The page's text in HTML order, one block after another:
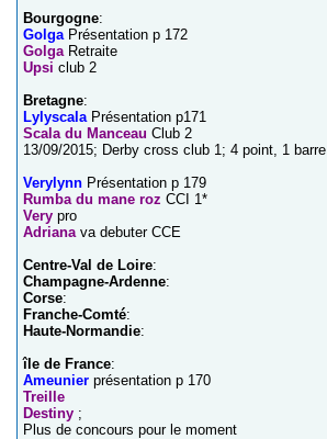
Bourgogne:
GolgaPrésentation p 172
Golga Retraite
Upsi club 2
Bretagne:
LylyscalaPrésentation p171
Scala du Manceau Club 2
13/09/2015; Derby cross club 1; 4 point, 1 barre
Verylynn Présentation p 179
Rumba du mane roz CCI 1*
Very pro
Adrianava debuter CCE
Centre-Val de Loire:
Champagne-Ardenne:
Corse:
Franche-Comté:
Haute-Normandie:
île de France:
Ameunier présentation p 170
Treille
Destiny ;
Plus de concours pour le moment